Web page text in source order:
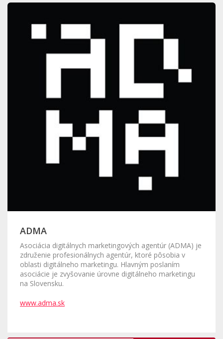
ADMA
Asociácia digitálnych marketingových agentúr (ADMA) je
združenie profesionálnych agentúr, ktoré pôsobia v
oblasti digitálneho marketingu. Hlavným poslaním
asociácie je zvyšovanie úrovne digitálneho marketingu
na Slovensku.
www.adma.sk